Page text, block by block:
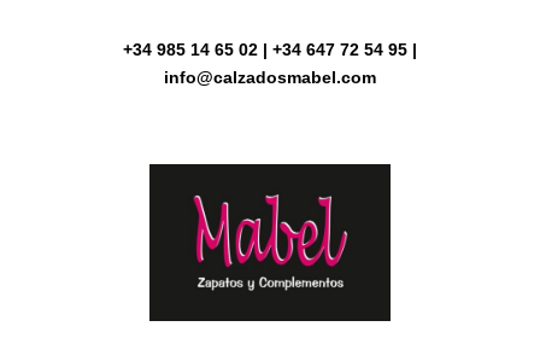
+34 985 14 65 02 | +34 647 72 54 95 |
info@calzadosmabel.com